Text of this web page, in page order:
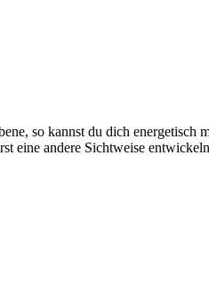
so kannst du dich
eine andere Sichtweise